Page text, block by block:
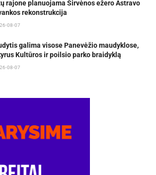
rajone planuojama Širvėnos ežero Astravo
rekonstrukcija
08-07
galima visose Panevėžio maudyklose,
Kultūros ir poilsio parko braidyklą
08-07